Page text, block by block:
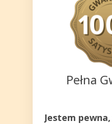
Pełna
Jestem pewna,